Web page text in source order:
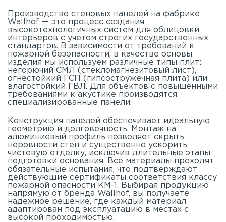
Производство стеновых панелей на фабрике
Wallhof — это процесс создания
высокотехнологичных систем для облицовки
интерьеров с учетом строгих государственных
стандартов. В зависимости от требований к
пожарной безопасности, в качестве основы
изделия мы используем различные типы плит:
негорючий СМЛ (стекломагнезитовый лист),
огнестойкий ГСП (гипсостружечная плита) или
влагостойкий ГВЛ. Для объектов с повышенными
требованиями к акустике производятся
специализированные панели.
Конструкция панелей обеспечивает идеальную
геометрию и долговечность. Монтаж на
алюминиевый профиль позволяет скрыть
неровности стен и существенно ускорить
чистовую отделку, исключив длительные этапы
подготовки основания. Все материалы проходят
обязательные испытания, что подтверждают
действующие сертификаты соответствия классу
пожарной опасности КМ-1. Выбирая продукцию
напрямую от бренда Wallhof, вы получаете
надежное решение, где каждый материал
адаптирован под эксплуатацию в местах с
высокой проходимостью.